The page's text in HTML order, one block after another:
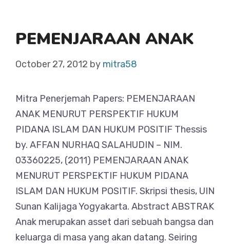
PEMENJARAAN ANAK
October 27, 2012 by mitra58
Mitra Penerjemah Papers: PEMENJARAAN
ANAK MENURUT PERSPEKTIF HUKUM
PIDANA ISLAM DAN HUKUM POSITIF Thessis
by. AFFAN NURHAQ SALAHUDIN – NIM.
03360225, (2011) PEMENJARAAN ANAK
MENURUT PERSPEKTIF HUKUM PIDANA
ISLAM DAN HUKUM POSITIF. Skripsi thesis, UIN
Sunan Kalijaga Yogyakarta. Abstract ABSTRAK
Anak merupakan asset dari sebuah bangsa dan
keluarga di masa yang akan datang. Seiring